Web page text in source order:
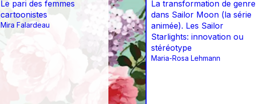
Le pari des femmes
cartoonistes
Mira Falardeau
La transformation de genre
dans Sailor Moon (la série
animée). Les Sailor
Starlights: innovation ou
stéréotype
Maria-Rosa Lehmann